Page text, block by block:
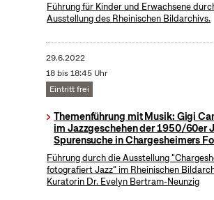
Führung für Kinder und Erwachsene
Ausstellung des Rheinischen Bildarchivs.
29.6.2022
18 bis 18:45 Uhr
Eintritt frei
Themenführung mit Musik: Gigi
im Jazzgeschehen der 1950/60er
Spurensuche in Chargesheimers
Führung durch die Ausstellung
fotografiert Jazz“ im Rheinischen
Kuratorin Dr. Evelyn Bertram-Neunzig